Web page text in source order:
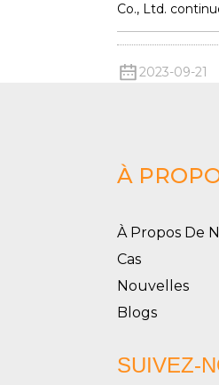
Co., Ltd.
2023-09-21
À
À Propos De
Cas
Nouvelles
Blogs
SUIVEZ-